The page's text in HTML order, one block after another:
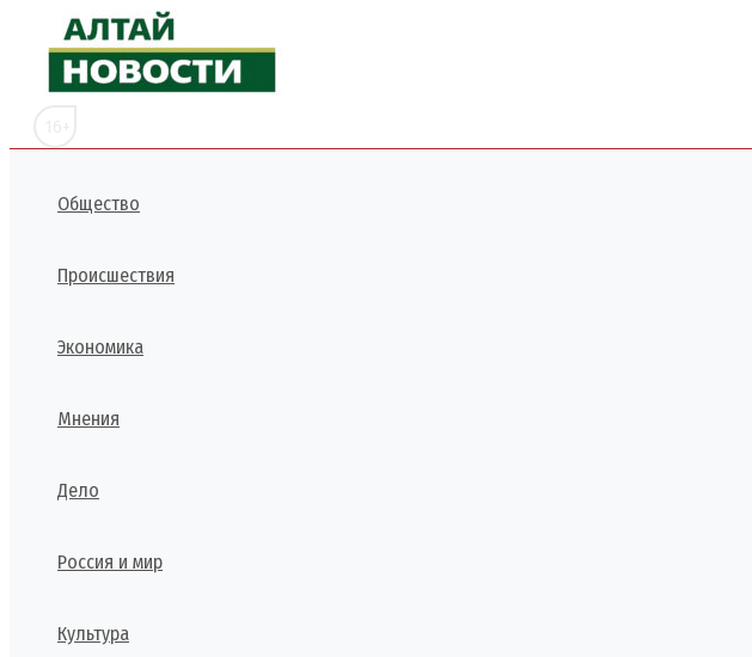
Перейти
содержимому
Общество
Происшествия
Экономика
Мнения
Дело
Россия и мир
Культура